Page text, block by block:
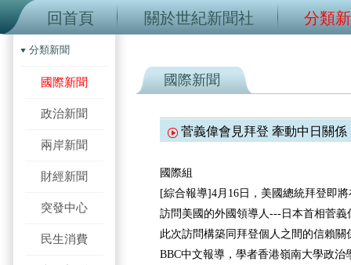
回首頁 關於世紀新聞社 分類
分類新聞
國際新聞
政治新聞
兩岸新聞
財經新聞
突發中心
民生消費
國際新聞
菅義偉會見拜登 牽動中日關係
國際組
[綜合報導]4月16日，美國總統拜登即
訪問美國的外國領導人---日本首相菅
此次訪問構築同拜登個人之間的信賴關
BBC中文報導，學者香港嶺南大學政